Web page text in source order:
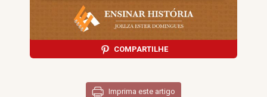
COMPARTILHE
Imprima este artigo